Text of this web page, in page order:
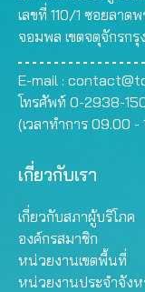
เลขที่ 110/1 ซอยลาด
จอมพล เขตจตุจักรก
E-mail :
โทรศัพท์ 0-2938-
(เวลาทำการ 09.00 -
เกี่ยวกับเรา
เกี่ยวกับสภาผู้บริโภค
องค์กรสมาชิก
หน่วยงานเขตพื้นที่
หน่วยงานประจำจัง